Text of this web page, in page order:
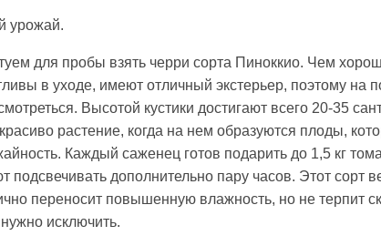
урожай.
для пробы взять черри сорта Пиноккио. Чем
в уходе, имеют отличный экстерьер, поэтому на
Высотой кустики достигают всего 20-35
растение, когда на нем образуются плоды,
Каждый саженец готов подарить до 1,5 кг
дополнительно пару часов. Этот сорт
переносит повышенную влажность, но не терпит
исключить.